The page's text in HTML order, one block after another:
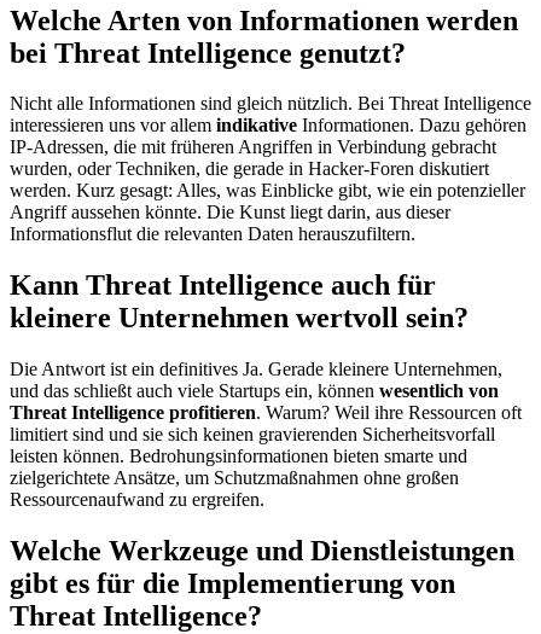
Welche Arten von Informationen werden
bei Threat Intelligence genutzt?
Nicht alle Informationen sind gleich nützlich. Bei Threat Intelligence
interessieren uns vor allem indikative Informationen. Dazu gehören
IP-Adressen, die mit früheren Angriffen in Verbindung gebracht
wurden, oder Techniken, die gerade in Hacker-Foren diskutiert
werden. Kurz gesagt: Alles, was Einblicke gibt, wie ein potenzieller
Angriff aussehen könnte. Die Kunst liegt darin, aus dieser
Informationsflut die relevanten Daten herauszufiltern.
Kann Threat Intelligence auch für
kleinere Unternehmen wertvoll sein?
Die Antwort ist ein definitives Ja. Gerade kleinere Unternehmen,
und das schließt auch viele Startups ein, können wesentlich von
Threat Intelligence profitieren. Warum? Weil ihre Ressourcen oft
limitiert sind und sie sich keinen gravierenden Sicherheitsvorfall
leisten können. Bedrohungsinformationen bieten smarte und
zielgerichtete Ansätze, um Schutzmaßnahmen ohne großen
Ressourcenaufwand zu ergreifen.
Welche Werkzeuge und Dienstleistungen
gibt es für die Implementierung von
Threat Intelligence?